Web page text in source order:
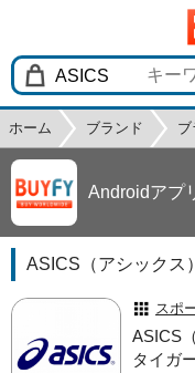
ホーム ブランド ブ
Androidアプ
ASICS（アシックス）
スポ
ASICS
タイガ